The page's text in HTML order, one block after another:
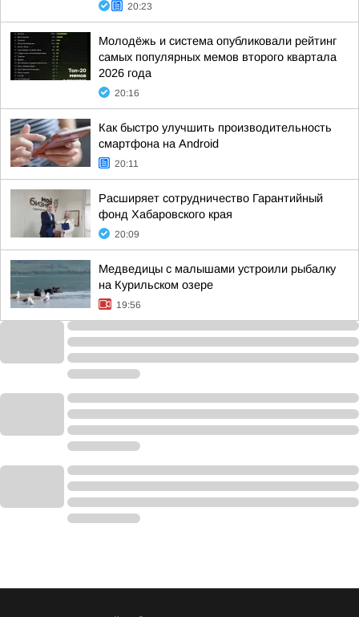
20:23
Молодёжь и система опубликовали рейтинг
самых популярных мемов второго квартала
2026 года
20:16
Как быстро улучшить производительность
смартфона на Android
20:11
Расширяет сотрудничество Гарантийный
фонд Хабаровского края
20:09
Медведицы с малышами устроили рыбалку
на Курильском озере
19:56